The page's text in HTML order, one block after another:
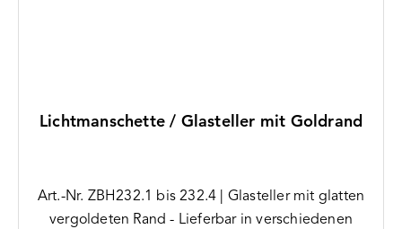
Lichtmanschette / Glasteller mit Goldrand
Art.-Nr. ZBH232.1 bis 232.4 | Glasteller mit glatten
vergoldeten Rand - Lieferbar in verschiedenen